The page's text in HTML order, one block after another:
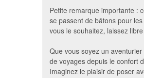
Petite remarque importante :
se passent de bâtons pour
vous le souhaitez, laissez
Que vous soyez un
de voyages depuis le confort
Imaginez le plaisir de poser